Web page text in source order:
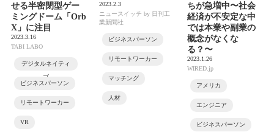
せる半密閉型ゲー
ミングドーム「Orb
X」に注目
2023.3.16
TABI LABO
デジタルネイティ
ブ
ビジネスパーソン
リモートワーカー
VR
2023.2.3
ニュースイッチ by 日刊工
業新聞社
ビジネスパーソン
リモートワーカー
マッチング
人材
ちが急増中〜社会
経済が不安定な中
では本業や副業の
概念がなくな
る？〜
2023.1.26
WIRED.jp
アメリカ
エンジニア
ビジネスパーソン